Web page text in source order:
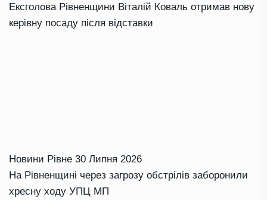
Ексголова Рівненщини Віталій Коваль отримав нову
керівну посаду після відставки
Новини Рівне 30 Липня 2026
На Рівненщині через загрозу обстрілів заборонили
хресну ходу УПЦ МП